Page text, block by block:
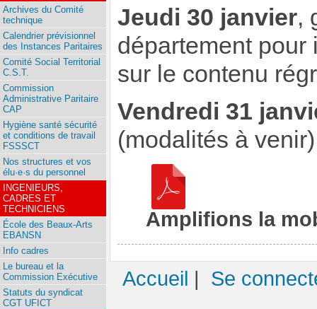
Jeudi 30 janvier,
département pour
sur le contenu
Vendredi 31
(modalités à venir)
Amplifions la
Archives du Comité
technique
Calendrier prévisionnel
des Instances Paritaires
Comité Social Territorial
C.S.T.
Commission
Administrative Paritaire
CAP
Hygiène santé sécurité
et conditions de travail
FSSSCT
Nos structures et vos
élu·e·s du personnel
INGENIEURS,
CADRES ET
TECHNICIENS
École des Beaux-Arts
EBANSN
Info cadres
Le bureau et la
Commission Exécutive
Statuts du syndicat
CGT UFICT
Accueil | Se